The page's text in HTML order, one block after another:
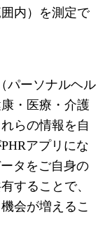
内）を測定で
パーソナルヘル
・医療・介護
らの情報を自
アプリにな
タをご自身の
することで、
会が増えるこ